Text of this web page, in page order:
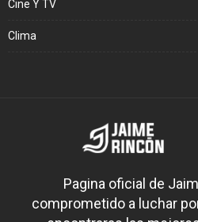
Cine Y TV
Clima
Pagina oficial de
comprometido a luchar